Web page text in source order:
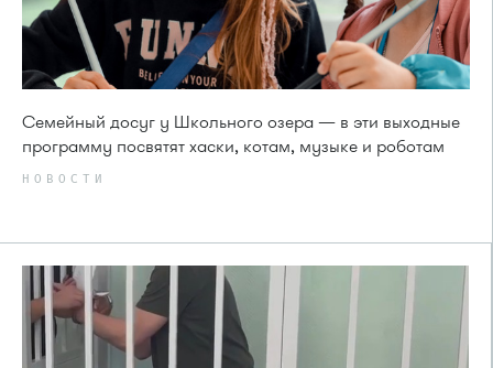
Семейный досуг у Школьного озера — в эти выходные
программу посвятят хаски, котам, музыке и роботам
НОВОСТИ